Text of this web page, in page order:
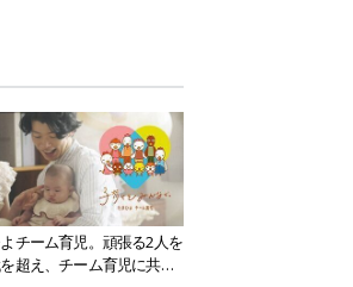
チーム育児。頑張る2人を
超え、チーム育児に共感